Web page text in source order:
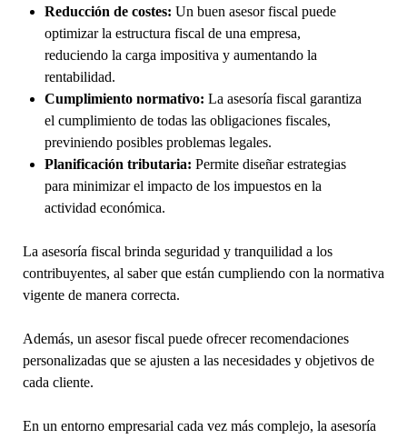
Reducción de costes: Un buen asesor fiscal puede
optimizar la estructura fiscal de una empresa,
reduciendo la carga impositiva y aumentando la
rentabilidad.
Cumplimiento normativo: La asesoría fiscal garantiza
el cumplimiento de todas las obligaciones fiscales,
previniendo posibles problemas legales.
Planificación tributaria: Permite diseñar estrategias
para minimizar el impacto de los impuestos en la
actividad económica.
La asesoría fiscal brinda seguridad y tranquilidad a los
contribuyentes, al saber que están cumpliendo con la normativa
vigente de manera correcta.
Además, un asesor fiscal puede ofrecer recomendaciones
personalizadas que se ajusten a las necesidades y objetivos de
cada cliente.
En un entorno empresarial cada vez más complejo, la asesoría